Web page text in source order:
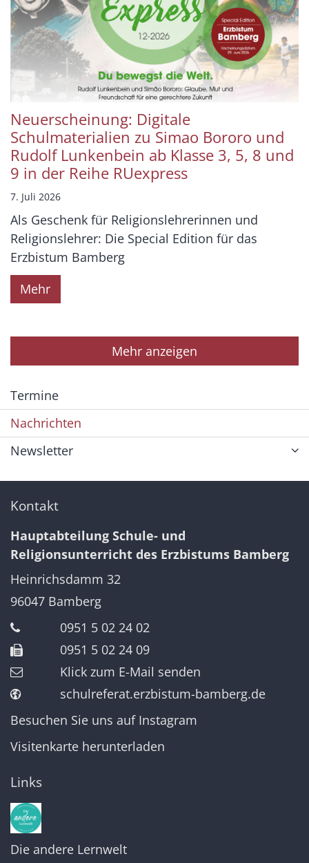
Neuerscheinung: Digitale
Schulmaterialien zu Simao Bororo und
Rudolf Lunkenbein ab Klasse 3, 5, 8 und
9 in der Reihe RUexpress
7. Juli 2026
Als Geschenk für Religionslehrerinnen und
Religionslehrer: Die Special Edition für das
Erzbistum Bamberg
Mehr
Mehr anzeigen
Termine
Nachrichten
Newsletter
Kontakt
Hauptabteilung Schule- und
Religionsunterricht des Erzbistums Bamberg
Heinrichsdamm 32
96047 Bamberg
0951 5 02 24 02
0951 5 02 24 09
Klick zum E-Mail senden
schulreferat.erzbistum-bamberg.de
Besuchen Sie uns auf Instagram
Visitenkarte herunterladen
Links
Die andere Lernwelt